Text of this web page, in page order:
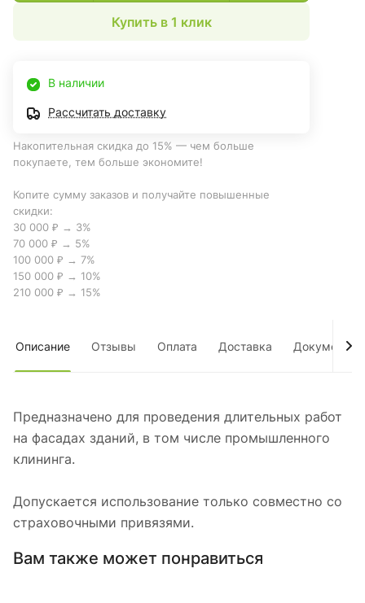
Купить в 1 клик
В наличии
Рассчитать доставку
Накопительная скидка до 15% — чем больше
покупаете, тем больше экономите!
Копите сумму заказов и получайте повышенные
скидки:
30 000 ₽ → 3%
70 000 ₽ → 5%
100 000 ₽ → 7%
150 000 ₽ → 10%
210 000 ₽ → 15%
Описание Отзывы Оплата Доставка Документы
Предназначено для проведения длительных работ
на фасадах зданий, в том числе промышленного
клининга.
Допускается использование только совместно со
страховочными привязями.
Вам также может понравиться